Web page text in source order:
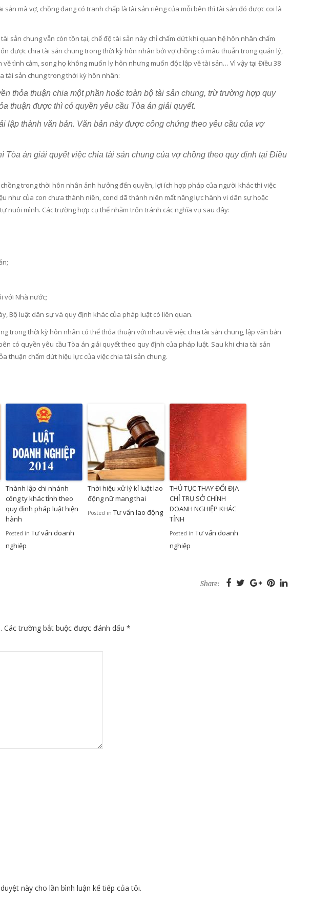
mà vợ, chồng đang có tranh chấp là tài sản riêng của mỗi bên thì tài sản đó được coi là
sản chung vẫn còn tồn tại, chế độ tài sản này chỉ chấm dứt khi quan hệ hôn nhân chấm
được chia tài sản chung trong thời kỳ hôn nhân bởi vợ chồng có mâu thuẫn trong quản lý,
tình cảm, song họ không muốn ly hôn nhưng muốn độc lập về tài sản… Vì vậy tại Điều 38
tài sản chung trong thời kỳ hôn nhân:
thỏa thuận chia một phần hoặc toàn bộ tài sản chung, trừ trường hợp quy
thuận được thì có quyền yêu cầu Tòa án giải quyết.
lập thành văn bản. Văn bản này được công chứng theo yêu cầu của vợ
Tòa án giải quyết việc chia tài sản chung của vợ chồng theo quy định tại Điều
trong thời hôn nhân ảnh hưởng đến quyền, lợi ích hợp pháp của người khác thì việc
như của con chưa thành niên, cond dã thành niên mất năng lực hành vi dân sự hoặc
nuôi mình. Các trường hợp cụ thể nhằm trốn tránh các nghĩa vụ sau đây:
với Nhà nước;
Bộ luật dân sự và quy định khác của pháp luật có liên quan.
trong thời kỳ hôn nhân có thể thỏa thuận với nhau về việc chia tài sản chung, lập văn bản
có quyền yêu cầu Tòa án giải quyết theo quy định của pháp luật. Sau khi chia tài sản
thuận chấm dứt hiệu lực của việc chia tài sản chung.
Thành lập chi nhánh
công ty khác tỉnh theo
quy định pháp luật hiện
hành
Posted in Tư vấn doanh
nghiệp
Thời hiệu xử lý kỉ luật lao
động nữ mang thai
Posted in Tư vấn lao động
THỦ TỤC THAY ĐỔI ĐỊA
CHỈ TRỤ SỞ CHÍNH
DOANH NGHIỆP KHÁC
TỈNH
Posted in Tư vấn doanh
nghiệp
Share:
Các trường bắt buộc được đánh dấu *
này cho lần bình luận kế tiếp của tôi.